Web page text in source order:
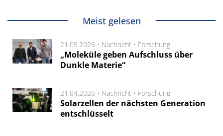
Meist gelesen
21.05.2026 • Nachricht • Forschung
„Moleküle geben Aufschluss über
Dunkle Materie“
21.04.2026 • Nachricht • Forschung
Solarzellen der nächsten Generation
entschlüsselt